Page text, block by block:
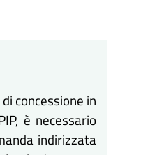
concessione in
è necessario
indirizzata